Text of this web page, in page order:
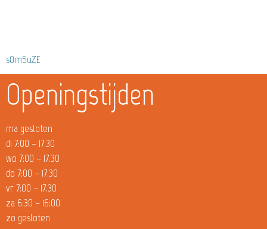
s0m5uZE
Openingstijden
ma gesloten
di 7:00 – 17.30
wo 7:00 – 17.30
do 7:00 – 17.30
vr 7:00 – 17.30
za 6:30 – 16:00
zo gesloten